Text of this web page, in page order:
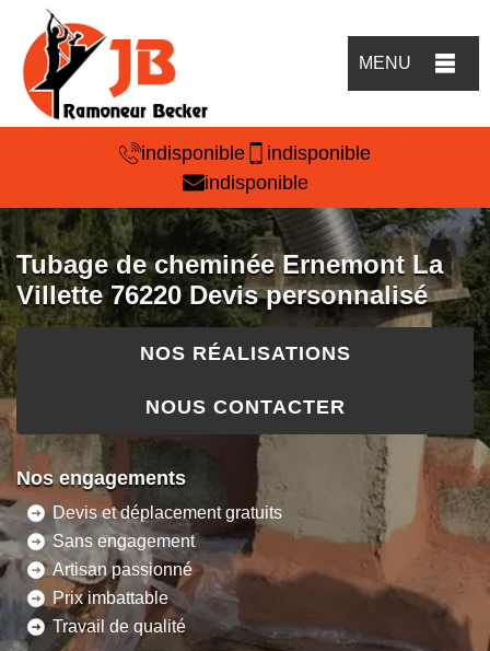
MENU
indisponible
indisponible
indisponible
Tubage de cheminée Ernemont La
Villette 76220 Devis personnalisé
NOS RÉALISATIONS
NOUS CONTACTER
Nos engagements
Devis et déplacement gratuits
Sans engagement
Artisan passionné
Prix imbattable
Travail de qualité